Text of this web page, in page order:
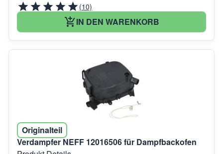
(10)
IN DEN WARENKORB
Originalteil
Verdampfer NEFF 12016506 für Dampfbackofen